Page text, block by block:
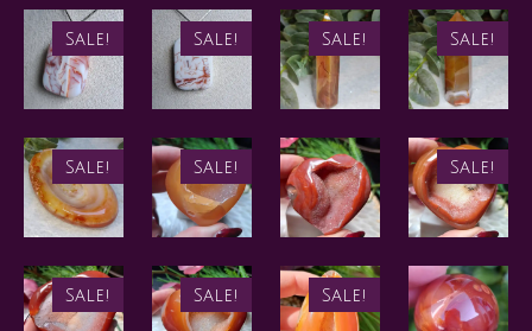
Sale! Sale! Sale! Sale!
Sale! Sale! Sale!
Sale! Sale! Sale!